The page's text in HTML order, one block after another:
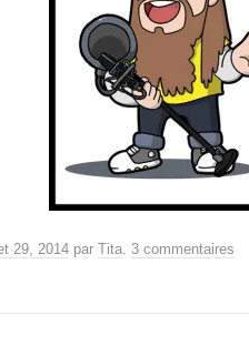
29, 2014 par Tita. 3 commentaires